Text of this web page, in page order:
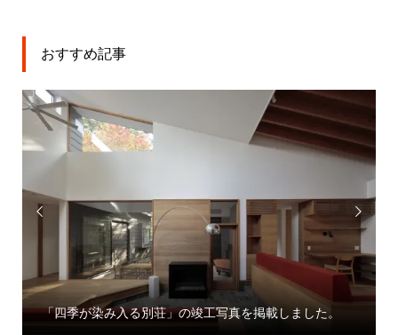
おすすめ記事

荘」の竣工写真を掲載しました。
「大宮駅東口大門町２丁
業」プレスリリース
